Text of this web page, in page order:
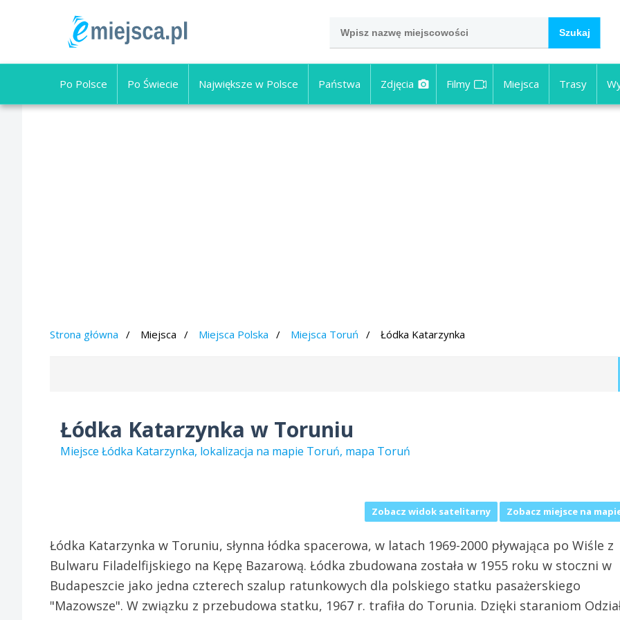
Po Polsce Po Świecie Największe w Polsce Państwa Zdjęcia Filmy Miejsca Trasy
Strona główna Miejsca Miejsca Polska Miejsca Toruń Łódka Katarzynka
Łódka Katarzynka w Toruniu
Miejsce Łódka Katarzynka, lokalizacja na mapie Toruń, mapa Toruń
Zobacz miejsce na
Zobacz widok satelitarny
Łódka Katarzynka w Toruniu, słynna łódka spacerowa, w latach 1969-2000 pływająca po Wiśle z
Bulwaru Filadelfijskiego na Kępę Bazarową. Łódka zbudowana została w 1955 roku w stoczni w
Budapeszcie jako jedna czterech szalup ratunkowych dla polskiego statku pasażerskiego
"Mazowsze". W związku z przebudowa statku, 1967 r. trafiła do Torunia. Dzięki staraniom